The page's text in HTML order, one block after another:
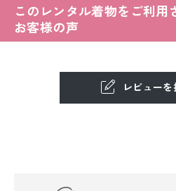
このレンタル着物をご利用
お客様の声
レビュー